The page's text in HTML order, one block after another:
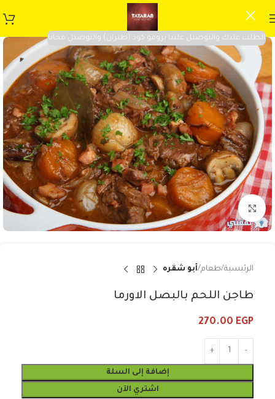
الطلب عليك والتوصيل علينا برومو كود (طيران) والتوصيل مجانا
Click to enlarge
الرئيسية طعام أبو شقره
طاجن اللحم بالبصل الاورما
270.00 EGP
إضافة إلى السلة
اشتري الآن